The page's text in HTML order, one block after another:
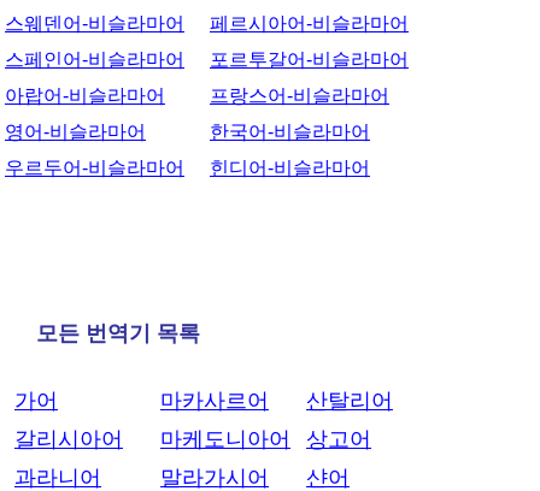
스웨덴어-비슬라마어
스페인어-비슬라마어
아랍어-비슬라마어
영어-비슬라마어
우르두어-비슬라마어
페르시아어-비슬라마어
포르투갈어-비슬라마어
프랑스어-비슬라마어
한국어-비슬라마어
힌디어-비슬라마어
모든 번역기 목록
가어
갈리시아어
과라니어
마카사르어
마케도니아어
말라가시어
산탈리어
상고어
샨어